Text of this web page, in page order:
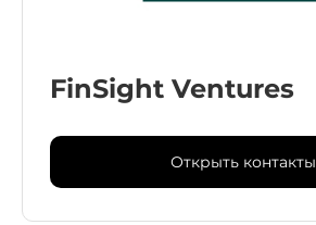
FinSight Ventures
Открыть контакты